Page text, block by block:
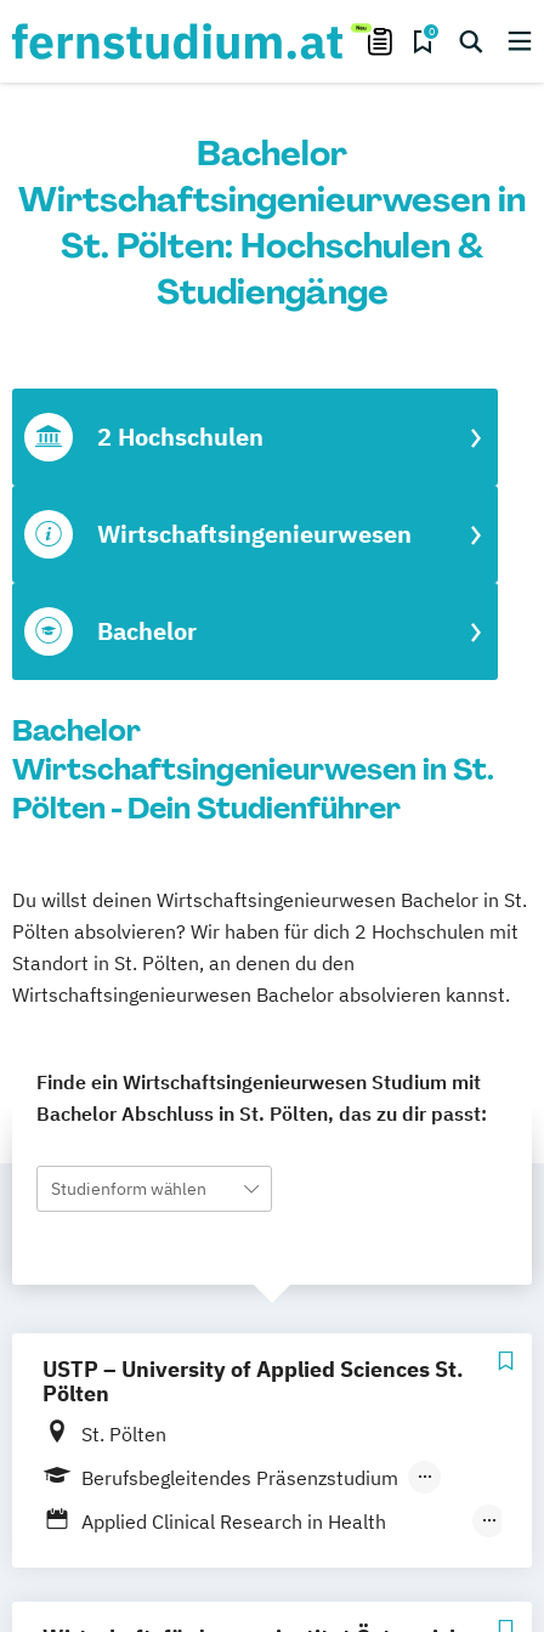
0
Bachelor
Wirtschaftsingenieurwesen in
St. Pölten: Hochschulen &
Studiengänge
Bachelor
Wirtschaftsingenieurwesen
2 Hochschulen
Bachelor
Wirtschaftsingenieurwesen in St.
Pölten - Dein Studienführer
Du willst deinen Wirtschaftsingenieurwesen Bachelor in St.
Pölten absolvieren? Wir haben für dich 2 Hochschulen mit
Standort in St. Pölten, an denen du den
Wirtschaftsingenieurwesen Bachelor absolvieren kannst.
Finde ein Wirtschaftsingenieurwesen Studium mit
Bachelor Abschluss in St. Pölten, das zu dir passt:
Studienform wählen
USTP – University of Applied Sciences St.
Pölten
St. Pölten
Berufsbegleitendes Präsenzstudium
Vollzeit
Duales Studium
Applied Clinical Research in Health
Bahnsystemen